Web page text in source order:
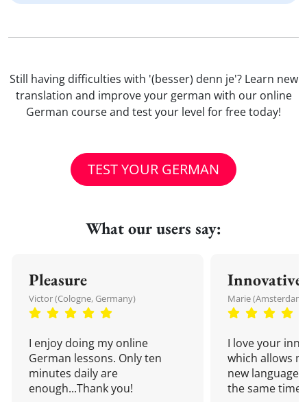
Still having difficulties with '(besser) denn je'? Learn new
translation and improve your german with our online
German course and test your level for free today!
TEST YOUR GERMAN
What our users say:
Pleasure
Victor (Cologne, Germany)
I enjoy doing my online
German lessons. Only ten
minutes daily are
enough...Thank you!
Innovative
Marie
I love your
which allows
new language
the same time!